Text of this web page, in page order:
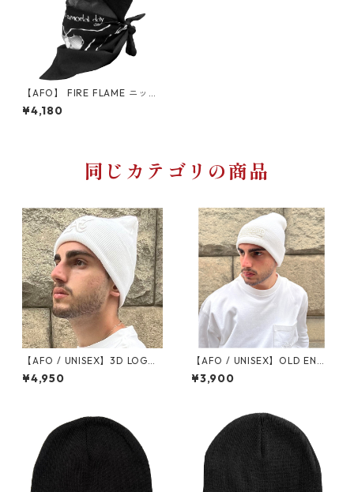
【AFO】 FIRE FLAME ニット
キャップ 【黒】【ゆうパケッ
ト配送対象商品】
¥4,180
同じカテゴリの商品
【AFO / UNISEX】3D LOGO
KNIT CAP【ゆうパケット便対
象商品】ビーニー ニットキャ
¥4,950
【AFO / UNISEX】OLD ENGL
ISH KNIT CAP【ゆうパケット
便対象商品】ビーニー ニット
ビーニー 帽子
¥3,900